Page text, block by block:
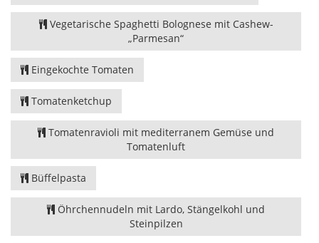
Vegetarische Spaghetti Bolognese mit Cashew-
„Parmesan“
Eingekochte Tomaten
Tomatenketchup
Tomatenravioli mit mediterranem Gemüse und
Tomatenluft
Büffelpasta
Öhrchennudeln mit Lardo, Stängelkohl und
Steinpilzen